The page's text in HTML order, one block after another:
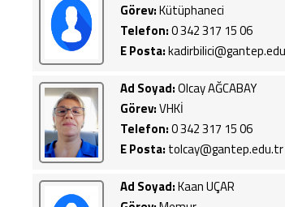
Görev:Kütüphaneci
Telefon:0 342 317 15 06
E Posta:
Ad Soyad:Olcay AĞCABAY
Görev:VHKİ
Telefon:0 342 317 15 06
E Posta: tolcay@gantep.edu.tr
Ad Soyad:Kaan UÇAR